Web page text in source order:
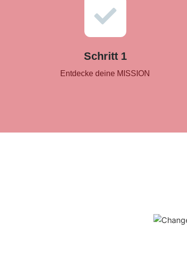
Schritt 1
Entdecke deine MISSION